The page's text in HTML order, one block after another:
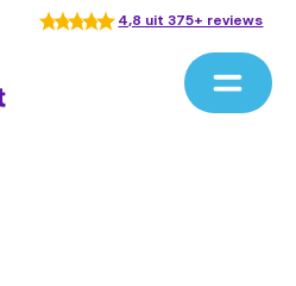
4,8 uit 375+ reviews